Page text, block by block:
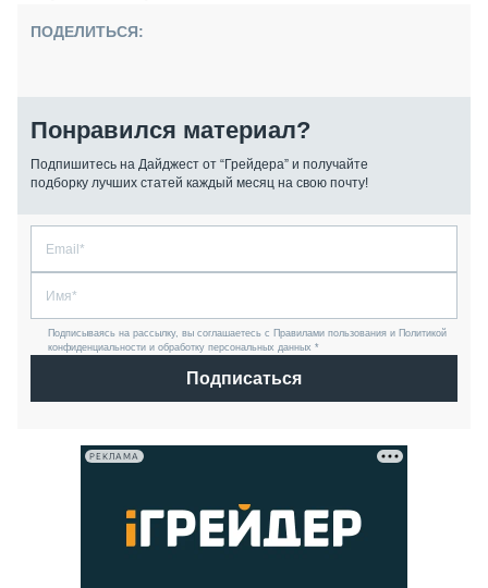
ПОДЕЛИТЬСЯ:
Понравился материал?
Подпишитесь на Дайджест от “Грейдера” и получайте
подборку лучших статей каждый месяц на свою почту!
Подписываясь на рассылку, вы соглашаетесь с Правилами пользования и Политикой
конфиденциальности и обработку персональных данных *
Подписаться
РЕКЛАМА